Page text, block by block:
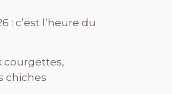
: c’est l’heure du
courgettes,
chiches